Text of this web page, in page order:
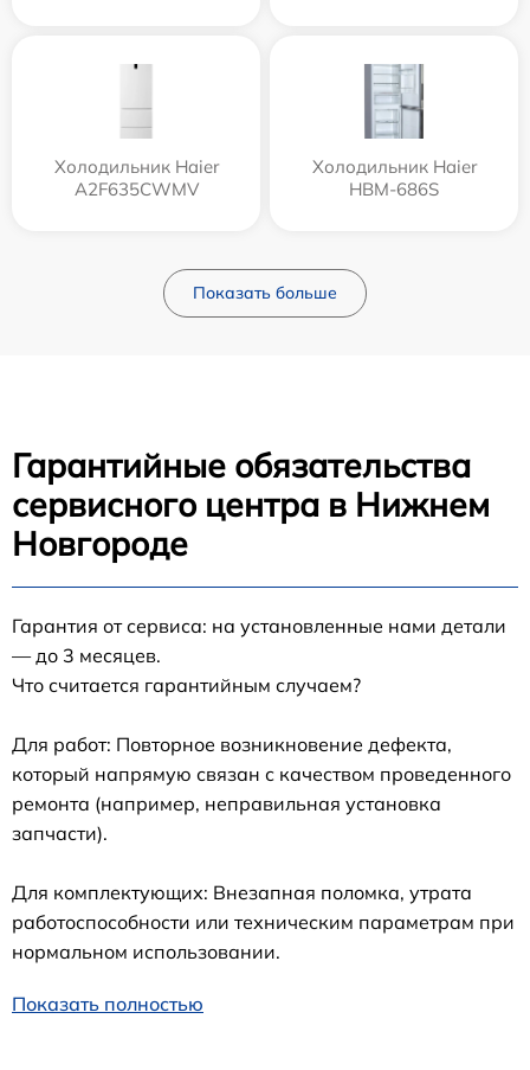
Холодильник Haier
A2F635CWMV
Холодильник Haier
HBM-686S
Показать больше
Гарантийные обязательства
сервисного центра в Нижнем
Новгороде
Гарантия от сервиса: на установленные нами детали
— до 3 месяцев.
Что считается гарантийным случаем?
Для работ: Повторное возникновение дефекта,
который напрямую связан с качеством проведенного
ремонта (например, неправильная установка
запчасти).
Для комплектующих: Внезапная поломка, утрата
работоспособности или техническим параметрам при
нормальном использовании.
Показать полностью